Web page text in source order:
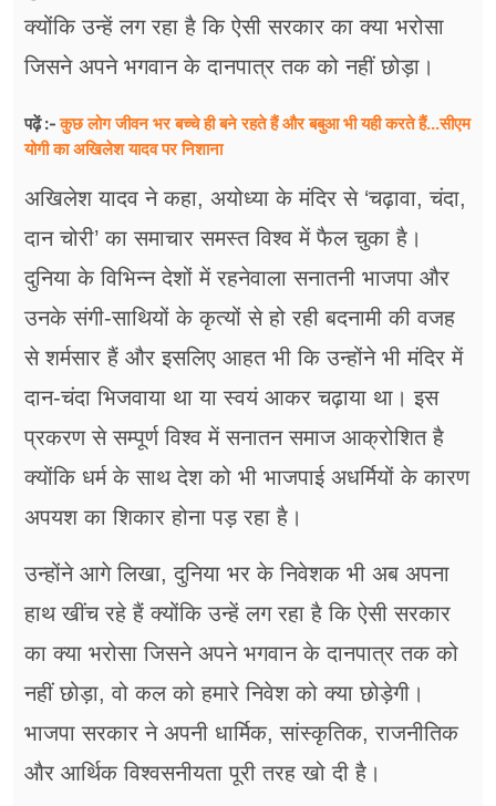
क्योंकि उन्हें लग रहा है कि ऐसी सरकार का क्या भरोसा
जिसने अपने भगवान के दानपात्र तक को नहीं छोड़ा।
पढ़ें :-कुछ लोग जीवन भर बच्चे ही बने रहते हैं और बबुआ भी यही करते हैं...सीएम
योगी का अखिलेश यादव पर निशाना
अखिलेश यादव ने कहा, अयोध्या के मंदिर से ‘चढ़ावा, चंदा,
दान चोरी’ का समाचार समस्त विश्व में फैल चुका है।
दुनिया के विभिन्न देशों में रहनेवाला सनातनी भाजपा और
उनके संगी-साथियों के कृत्यों से हो रही बदनामी की वजह
से शर्मसार हैं और इसलिए आहत भी कि उन्होंने भी मंदिर में
दान-चंदा भिजवाया था या स्वयं आकर चढ़ाया था। इस
प्रकरण से सम्पूर्ण विश्व में सनातन समाज आक्रोशित है
क्योंकि धर्म के साथ देश को भी भाजपाई अधर्मियों के कारण
अपयश का शिकार होना पड़ रहा है।
उन्होंने आगे लिखा, दुनिया भर के निवेशक भी अब अपना
हाथ खींच रहे हैं क्योंकि उन्हें लग रहा है कि ऐसी सरकार
का क्या भरोसा जिसने अपने भगवान के दानपात्र तक को
नहीं छोड़ा, वो कल को हमारे निवेश को क्या छोड़ेगी।
भाजपा सरकार ने अपनी धार्मिक, सांस्कृतिक, राजनीतिक
और आर्थिक विश्वसनीयता पूरी तरह खो दी है।